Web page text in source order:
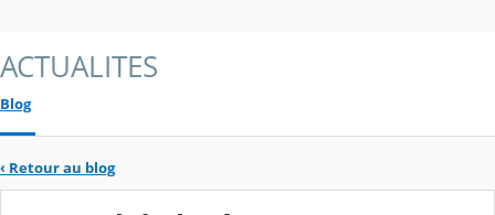
ACTUALITES
Blog
‹ Retour au blog